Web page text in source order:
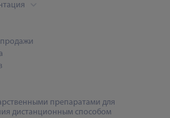
препаратами для
дистанционным способом